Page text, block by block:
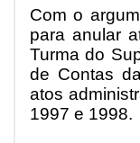
Com o
para anular
Turma do
de Contas
atos
1997 e 1998.